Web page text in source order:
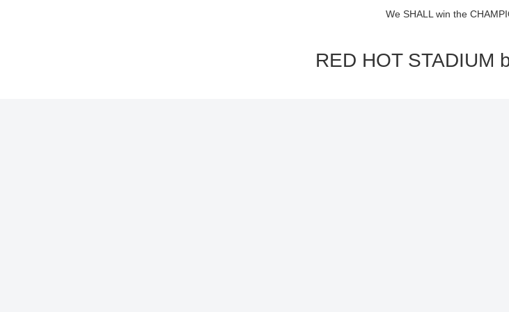
We SHALL win the
RED HOT STADIUM